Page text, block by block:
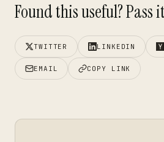
Found this useful? Pass
TWITTER LINKEDIN
EMAIL COPY LINK